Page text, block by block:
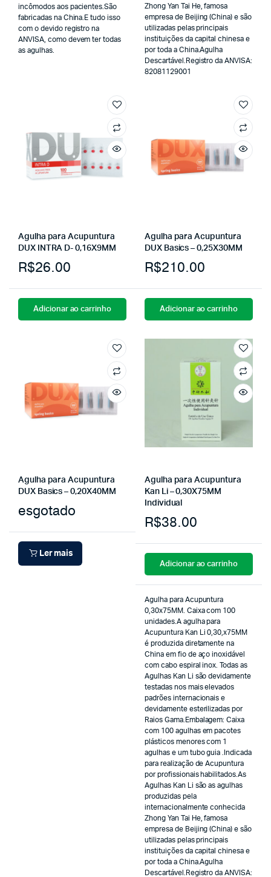
incômodos aos pacientes.São
fabricadas na China.E tudo isso
com o devido registro na
ANVISA, como devem ter todas
as agulhas.
Zhong Yan Tai He, famosa
empresa de Beijing (China) e são
utilizadas pelas principais
instituições da capital chinesa e
por toda a China.Agulha
Descartável.Registro da ANVISA:
82081129001
Agulha para Acupuntura
DUX INTRA D- 0,16X9MM
R$26.00
Adicionar ao carrinho
Agulha para Acupuntura
DUX Basics – 0,25X30MM
R$210.00
Adicionar ao carrinho
Agulha para Acupuntura
DUX Basics – 0,20X40MM
esgotado
Ler mais
Agulha para Acupuntura
Kan Li – 0,30X75MM
Individual
R$38.00
Adicionar ao carrinho
Agulha para Acupuntura
0,30x75MM. Caixa com 100
unidades.A agulha para
Acupuntura Kan Li 0,30,x75MM
é produzida diretamente na
China em fio de aço inoxidável
com cabo espiral inox. Todas as
Agulhas Kan Li são devidamente
testadas nos mais elevados
padrões internacionais e
devidamente esterilizadas por
Raios Gama.Embalagem: Caixa
com 100 agulhas em pacotes
plásticos menores com 1
agulhas e um tubo guia .Indicada
para realização de Acupuntura
por profissionais habilitados.As
Agulhas Kan Li são as agulhas
produzidas pela
internacionalmente conhecida
Zhong Yan Tai He, famosa
empresa de Beijing (China) e são
utilizadas pelas principais
instituições da capital chinesa e
por toda a China.Agulha
Descartável.Registro da ANVISA: